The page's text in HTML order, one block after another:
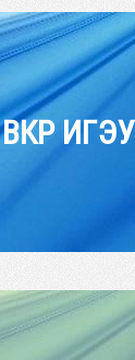
ВКР ИГЭУ